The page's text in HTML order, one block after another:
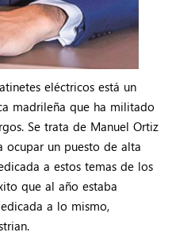
eléctricos está un
madrileña que ha militado
Se trata de Manuel Ortiz
ocupar un puesto de alta
a estos temas de los
que al año estaba
a lo mismo,